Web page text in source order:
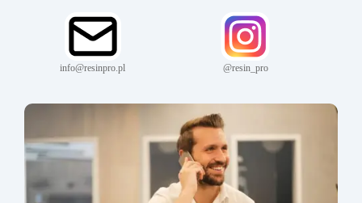
info@resinpro.pl @resin_pro